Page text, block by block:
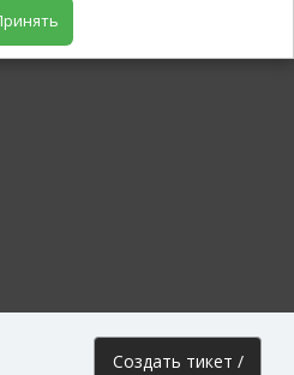
Создать тикет /